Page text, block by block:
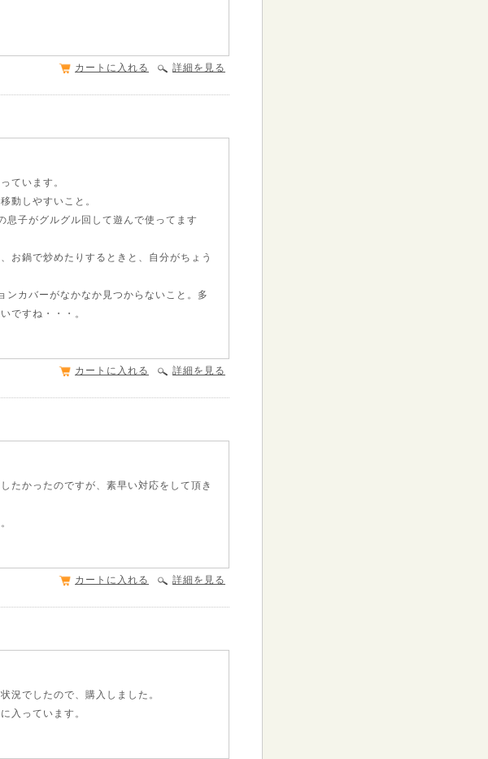
詳細を見る
カートに入れる
ています。
動しやすいこと。
息子がグルグル回して遊んで使ってます
お鍋で炒めたりするときと、自分がちょう
カバーがなかなか見つからないこと。多
ですね・・・。
詳細を見る
カートに入れる
たかったのですが、素早い対応をして頂き
詳細を見る
カートに入れる
況でしたので、購入しました。
入っています。